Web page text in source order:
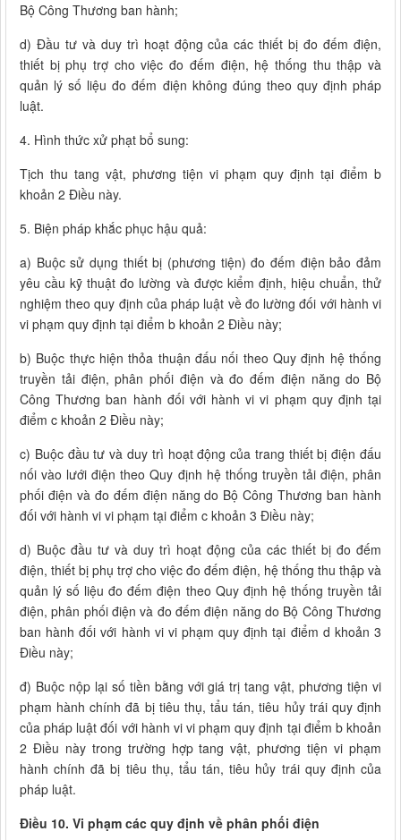
Bộ Công Thương ban hành;
d) Đầu tư và duy trì hoạt động của các thiết bị đo đếm điện,
thiết bị phụ trợ cho việc đo đếm điện, hệ thống thu thập và
quản lý số liệu đo đếm điện không đúng theo quy định pháp
luật.
4. Hình thức xử phạt bổ sung:
Tịch thu tang vật, phương tiện vi phạm quy định tại điểm b
khoản 2 Điều này.
5. Biện pháp khắc phục hậu quả:
a) Buộc sử dụng thiết bị (phương tiện) đo đếm điện bảo đảm
yêu cầu kỹ thuật đo lường và được kiểm định, hiệu chuẩn, thử
nghiệm theo quy định của pháp luật về đo lường đối với hành vi
vi phạm quy định tại điểm b khoản 2 Điều này;
b) Buộc thực hiện thỏa thuận đấu nối theo Quy định hệ thống
truyền tải điện, phân phối điện và đo đếm điện năng do Bộ
Công Thương ban hành đối với hành vi vi phạm quy định tại
điểm c khoản 2 Điều này;
c) Buộc đầu tư và duy trì hoạt động của trang thiết bị điện đấu
nối vào lưới điện theo Quy định hệ thống truyền tải điện, phân
phối điện và đo đếm điện năng do Bộ Công Thương ban hành
đối với hành vi vi phạm tại điểm c khoản 3 Điều này;
d) Buộc đầu tư và duy trì hoạt động của các thiết bị đo đếm
điện, thiết bị phụ trợ cho việc đo đếm điện, hệ thống thu thập và
quản lý số liệu đo đếm điện theo Quy định hệ thống truyền tải
điện, phân phối điện và đo đếm điện năng do Bộ Công Thương
ban hành đối với hành vi vi phạm quy định tại điểm d khoản 3
Điều này;
đ) Buộc nộp lại số tiền bằng với giá trị tang vật, phương tiện vi
phạm hành chính đã bị tiêu thụ, tẩu tán, tiêu hủy trái quy định
của pháp luật đối với hành vi vi phạm quy định tại điểm b khoản
2 Điều này trong trường hợp tang vật, phương tiện vi phạm
hành chính đã bị tiêu thụ, tẩu tán, tiêu hủy trái quy định của
pháp luật.
Điều 10. Vi phạm các quy định về phân phối điện